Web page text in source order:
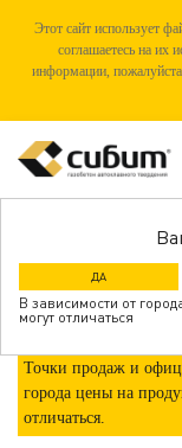
Этот сайт использует
соглашаетесь на их
информации,
ДА
В зависимости от
могут отличаться
ГДЕ КУПИТЬ
Точки продаж и
города цены на
отличаться.